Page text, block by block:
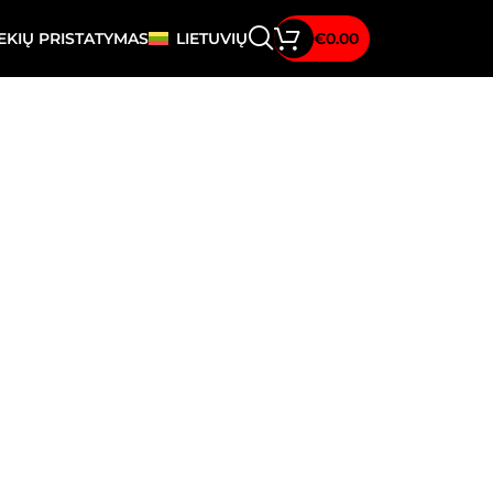
PRISTATYMAS LIETUVIŲ €0.00